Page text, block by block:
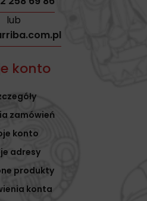
lub
konto
zamówień
konto
adresy
produkty
konta